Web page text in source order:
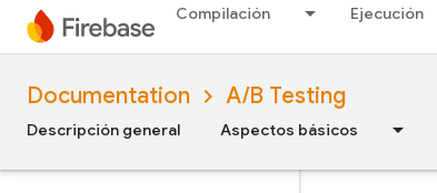
Compilación Ejecución
Documentation A/B Testing
Descripción general Aspectos básicos